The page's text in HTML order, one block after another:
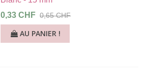
0,33 CHF 0,65 CHF
AU PANIER !